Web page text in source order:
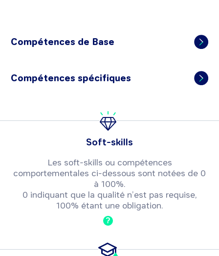
Compétences de Base
Compétences spécifiques
Soft-skills
Les soft-skills ou compétences
comportementales ci-dessous sont notées de 0
à 100%.
0 indiquant que la qualité n’est pas requise,
100% étant une obligation.
?